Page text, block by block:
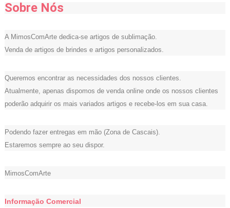
Sobre Nós
A MimosComArte dedica-se artigos de sublimação.
Venda de artigos de brindes e artigos personalizados.
Queremos encontrar as necessidades dos nossos clientes.
Atualmente, apenas dispomos de venda online onde os nossos clientes
poderão adquirir os mais variados artigos e recebe-los em sua casa.
Podendo fazer entregas em mão (Zona de Cascais).
Estaremos sempre ao seu dispor.
MimosComArte
Informação Comercial